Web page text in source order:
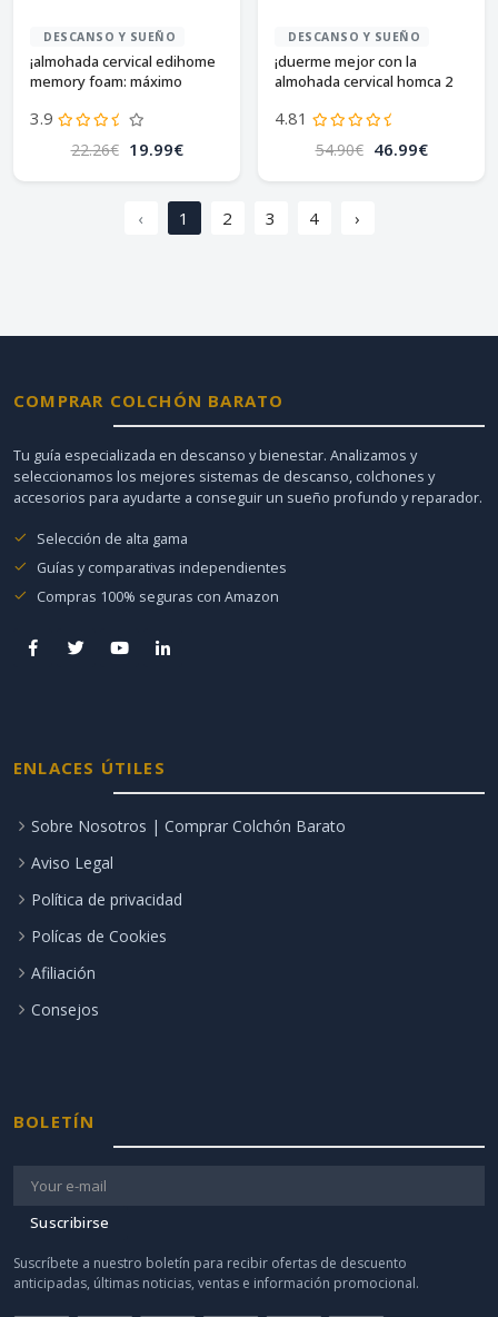
DESCANSO Y SUEÑO
¡almohada cervical edihome
memory foam: máximo
3.9
22.26€ 19.99€
DESCANSO Y SUEÑO
¡duerme mejor con la
almohada cervical homca 2
4.81
54.90€ 46.99€
‹ 1 2 3 4 ›
COMPRAR COLCHÓN BARATO
Tu guía especializada en descanso y bienestar. Analizamos y
seleccionamos los mejores sistemas de descanso, colchones y
accesorios para ayudarte a conseguir un sueño profundo y reparador.
Selección de alta gama
Guías y comparativas independientes
Compras 100% seguras con Amazon
ENLACES ÚTILES
Sobre Nosotros | Comprar Colchón Barato
Aviso Legal
Política de privacidad
Polícas de Cookies
Afiliación
Consejos
BOLETÍN
Suscribirse
Suscríbete a nuestro boletín para recibir ofertas de descuento
anticipadas, últimas noticias, ventas e información promocional.